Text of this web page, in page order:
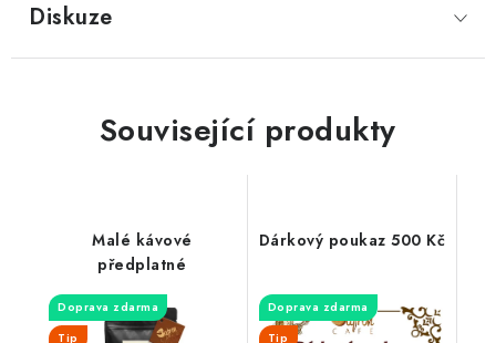
Diskuze
Související produkty
Malé kávové
předplatné
Doprava zdarma
Tip
Dárkový poukaz 500 Kč
Doprava zdarma
Tip